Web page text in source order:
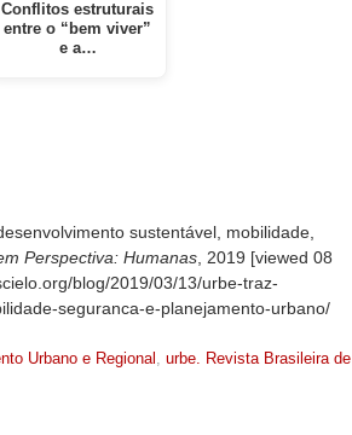
Conflitos estruturais
entre o “bem viver”
e a…
sustentável, mobilidade,
Perspectiva: Humanas , 2019 [viewed 08
blog/2019/03/13/urbe-traz-
seguranca-e-planejamento-urbano/
Urbano e Regional
urbe. Revista Brasileira de